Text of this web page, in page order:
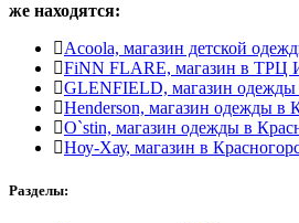
же находятся:
Acoola, магазин детской
FiNN FLARE, магазин в ТРЦ
GLENFIELD, магазин одежды
Henderson, магазин одежды в
O`stin, магазин одежды в
Ноу-Хау, магазин в
Разделы: